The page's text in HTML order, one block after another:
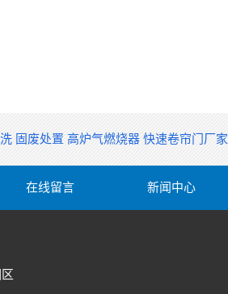
固废处置 高炉气燃烧器 快速卷帘门厂家
在线留言 新闻中心